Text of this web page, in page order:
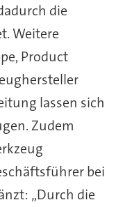
die
Weitere
Product
lassen sich
Zudem
bei
„Durch die